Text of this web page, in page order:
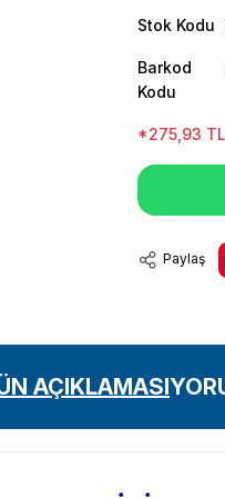
Stok Kodu
Barkod
Kodu
*275,93
Paylaş
AÇIKLAMASI